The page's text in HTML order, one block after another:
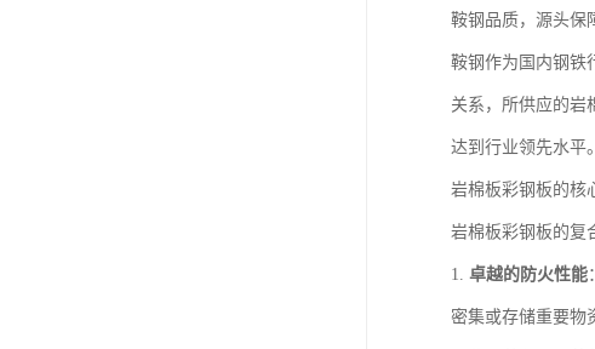
鞍钢品质，源头保
鞍钢作为国内钢铁
关系，所供应的岩
达到行业领先水平
岩棉板彩钢板的核
岩棉板彩钢板的复
1. 卓越的防火性能
密集或存储重要物